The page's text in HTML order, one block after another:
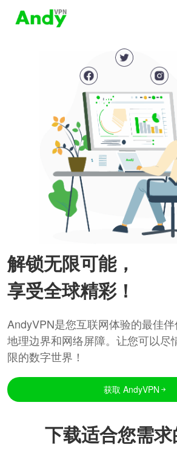
解锁无限可能，
享受全球精彩！
AndyVPN是您互联网体验的最佳
地理边界和网络屏障。让您可以尽
限的数字世界！
获取 AndyVPN
下载适合您需